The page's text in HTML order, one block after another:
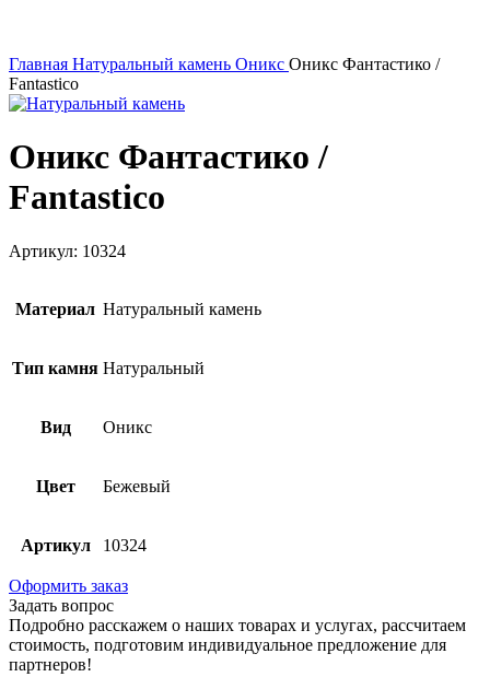
Главная Натуральный камень Оникс Оникс Фантастико /
Fantastico
Оникс Фантастико /
Fantastico
Артикул: 10324
Материал Натуральный камень
Тип камня Натуральный
Вид Оникс
Цвет Бежевый
Артикул 10324
Оформить заказ
Задать вопрос
Подробно расскажем о наших товарах и услугах, рассчитаем
стоимость, подготовим индивидуальное предложение для
партнеров!